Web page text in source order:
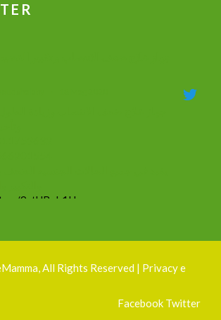
9ztUBoh1Ha
di presentavi finalmente il mio
All Rights Reserved | Privacy e
Facebook Twitter